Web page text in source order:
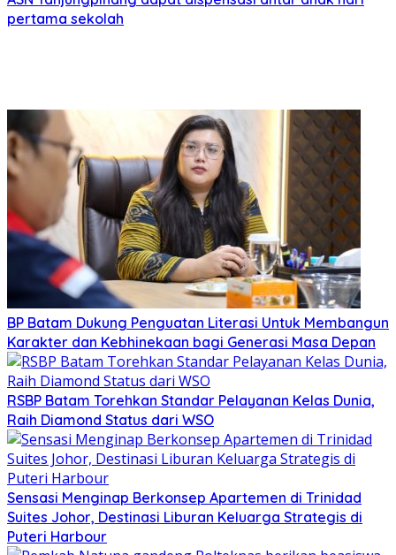
pertama sekolah
BP Batam Dukung Penguatan Literasi Untuk Membangun
Karakter dan Kebhinekaan bagi Generasi Masa Depan
RSBP Batam Torehkan Standar Pelayanan Kelas Dunia,
Raih Diamond Status dari WSO
Sensasi Menginap Berkonsep Apartemen di Trinidad
Suites Johor, Destinasi Liburan Keluarga Strategis di
Puteri Harbour